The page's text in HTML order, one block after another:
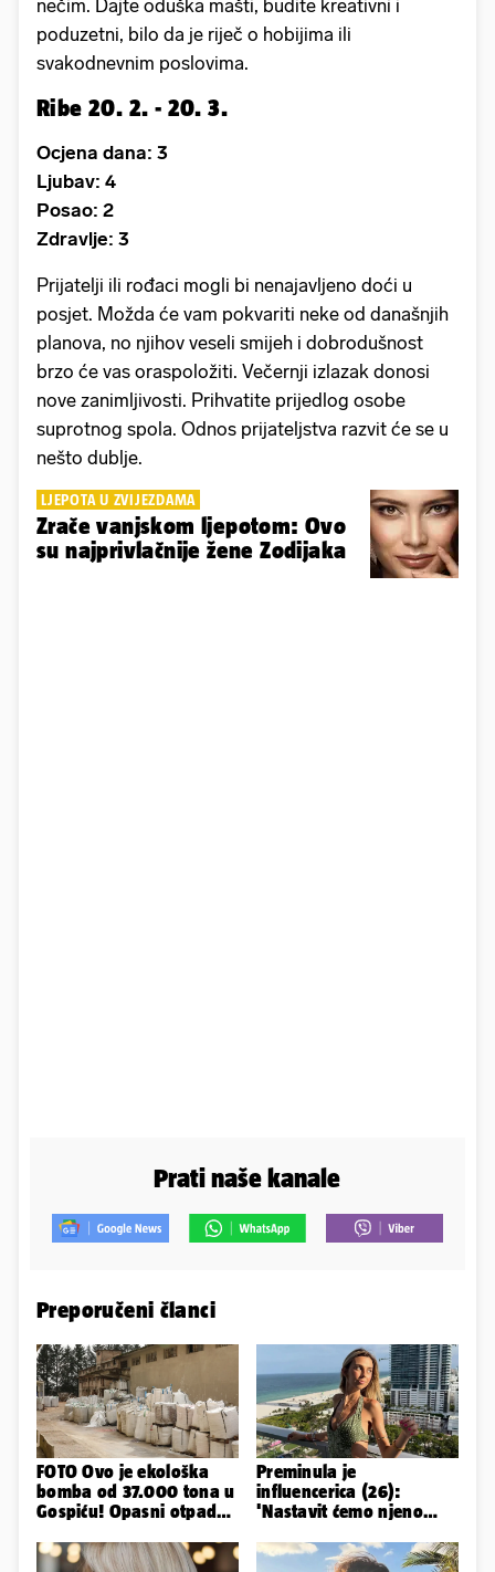
nečim. Dajte oduška mašti, budite kreativni i
poduzetni, bilo da je riječ o hobijima ili
svakodnevnim poslovima.
Ribe 20. 2. - 20. 3.
Ocjena dana: 3
Ljubav: 4
Posao: 2
Zdravlje: 3
Prijatelji ili rođaci mogli bi nenajavljeno doći u
posjet. Možda će vam pokvariti neke od današnjih
planova, no njihov veseli smijeh i dobrodušnost
brzo će vas oraspoložiti. Večernji izlazak donosi
nove zanimljivosti. Prihvatite prijedlog osobe
suprotnog spola. Odnos prijateljstva razvit će se u
nešto dublje.
LJEPOTA U ZVIJEZDAMA
Zrače vanjskom ljepotom: Ovo
su najprivlačnije žene Zodijaka
Prati naše kanale
Preporučeni članci
FOTO Ovo je ekološka
bomba od 37.000 tona u
Gospiću! Opasni otpad
Preminula je
influencerica (26):
'Nastavit ćemo njeno